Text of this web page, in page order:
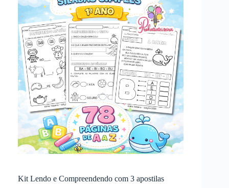
Kit Lendo e Compreendendo com 3 apostilas